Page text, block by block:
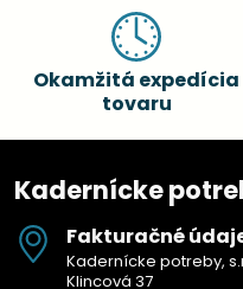
Okamžitá expedícia
tovaru
Kadernícke
Fakturačné
Kadernícke potreby,
Klincová 37